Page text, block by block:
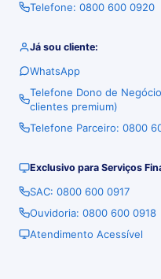
Telefone: 0800 600 0920
Já sou cliente:
WhatsApp
Telefone Dono de
clientes premium)
Telefone Parceiro: 0800
Exclusivo para Serviços
SAC: 0800 600 0917
Ouvidoria: 0800 600 0918
Atendimento Acessível